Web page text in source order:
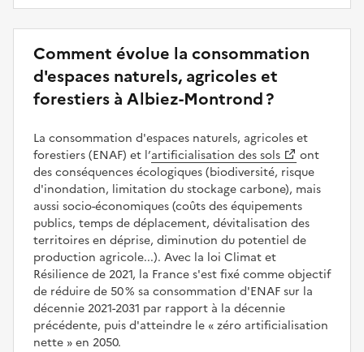
Comment évolue la consommation
d'espaces naturels, agricoles et
forestiers à Albiez-Montrond ?
La consommation d'espaces naturels, agricoles et
forestiers (ENAF) et l’artificialisation des sols
ont
des conséquences écologiques (biodiversité, risque
d'inondation, limitation du stockage carbone), mais
aussi socio-économiques (coûts des équipements
publics, temps de déplacement, dévitalisation des
territoires en déprise, diminution du potentiel de
production agricole...). Avec la loi Climat et
Résilience de 2021, la France s'est fixé comme objectif
de réduire de 50 % sa consommation d'ENAF sur la
décennie 2021-2031 par rapport à la décennie
précédente, puis d'atteindre le
zéro artificialisation
nette
en 2050.